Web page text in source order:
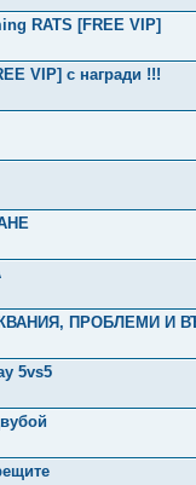
RATS [FREE VIP]
VIP] с награди !!!
ПРОБЛЕМИ И
5vs5